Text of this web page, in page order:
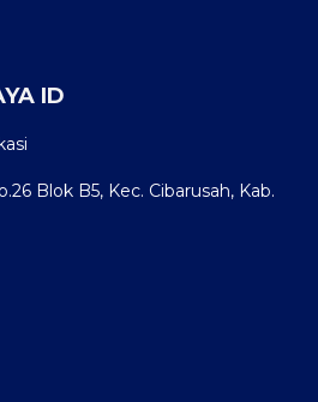
ID
Blok B5, Kec. Cibarusah, Kab.